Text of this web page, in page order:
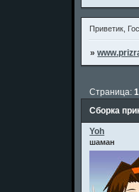
Приветик,
»
Сборка
Страница:1
Yoh
шаман